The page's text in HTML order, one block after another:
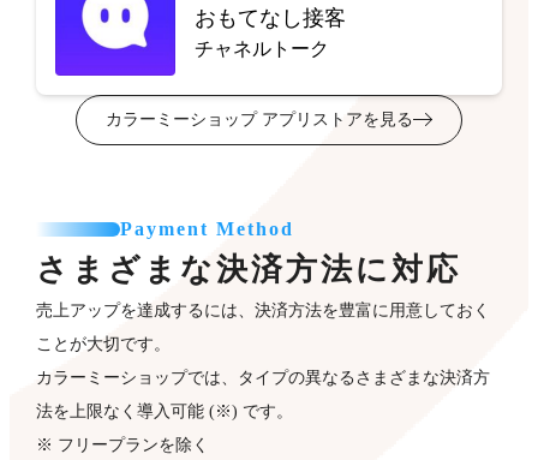
おもてなし接客
チャネルトーク
カラーミーショップ アプリストアを見る
Payment Method
さまざまな決済方法に対応
売上アップを達成するには、決済方法を豊富に用意しておく
ことが大切です。
カラーミーショップでは、タイプの異なるさまざまな決済方
法を上限なく導入可能 (※) です。
※ フリープランを除く